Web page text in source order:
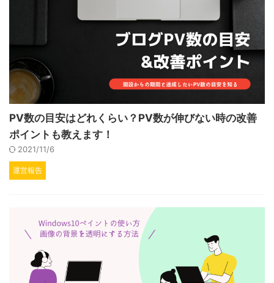
PV数の目安はどれくらい？PV数が伸びない時の改善
ポイントも教えます！
2021/11/6
運営報告